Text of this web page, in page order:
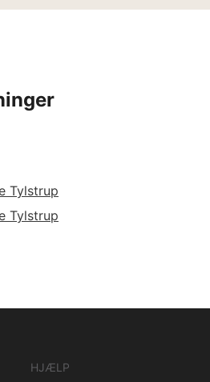
Tylstrup
Tylstrup
HJÆLP